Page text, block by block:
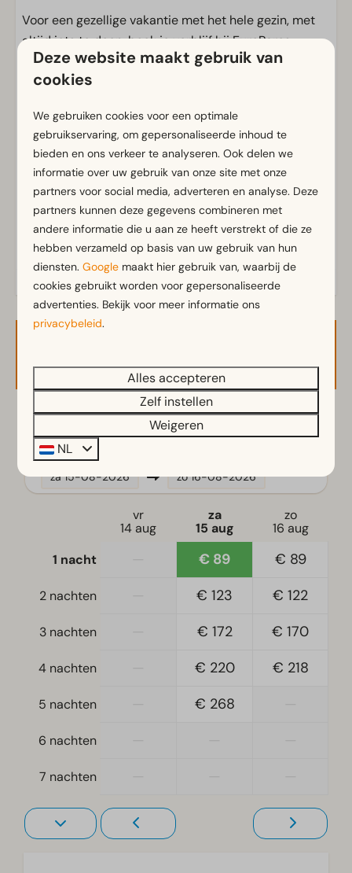
Voor een gezellige vakantie met het hele gezin, met
altijd iets te doen, boek je verblijf bij EuroParcs
Zuiderzee!
Kampeerplaats
CAI Aansluiting
Eigen waterafvoer
Eigen watertappunt
Elektra in ampere: 16
Parkeergelegenheid nabij de plaats
za 15-08-2026 zo 16-08-2026
vr
14 aug
za
15 aug
zo
16 aug
1 nacht
€ 89 € 89
2 nachten € 123 € 122
3 nachten € 172 € 170
4 nachten € 220 € 218
5 nachten € 268
6 nachten
7 nachten
Deze website maakt gebruik van
cookies
We gebruiken cookies voor een optimale
gebruikservaring, om gepersonaliseerde inhoud te
bieden en ons verkeer te analyseren. Ook delen we
informatie over uw gebruik van onze site met onze
partners voor social media, adverteren en analyse. Deze
partners kunnen deze gegevens combineren met
andere informatie die u aan ze heeft verstrekt of die ze
hebben verzameld op basis van uw gebruik van hun
diensten.Google maakt hier gebruik van, waarbij de
cookies gebruikt worden voor gepersonaliseerde
advertenties. Bekijk voor meer informatie ons
privacybeleid.
Alles accepteren
Zelf instellen
Weigeren
NL